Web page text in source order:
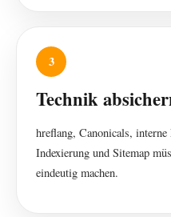
3
Technik
hreflang, Canonicals,
Indexierung und Sitemap
eindeutig machen.